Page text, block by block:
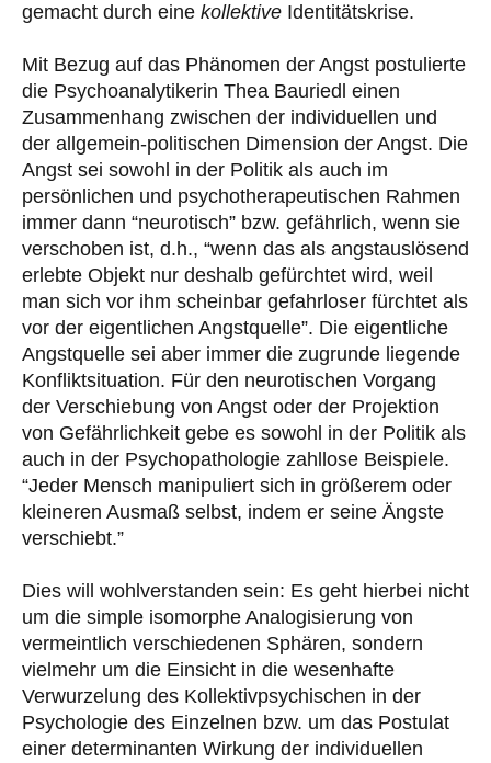
gemacht durch eine kollektive Identitätskrise.
Mit Bezug auf das Phänomen der Angst postulierte
die Psychoanalytikerin Thea Bauriedl einen
Zusammenhang zwischen der individuellen und
der allgemein-politischen Dimension der Angst. Die
Angst sei sowohl in der Politik als auch im
persönlichen und psychotherapeutischen Rahmen
immer dann “neurotisch” bzw. gefährlich, wenn sie
verschoben ist, d.h., “wenn das als angstauslösend
erlebte Objekt nur deshalb gefürchtet wird, weil
man sich vor ihm scheinbar gefahrloser fürchtet als
vor der eigentlichen Angstquelle”. Die eigentliche
Angstquelle sei aber immer die zugrunde liegende
Konfliktsituation. Für den neurotischen Vorgang
der Verschiebung von Angst oder der Projektion
von Gefährlichkeit gebe es sowohl in der Politik als
auch in der Psychopathologie zahllose Beispiele.
“Jeder Mensch manipuliert sich in größerem oder
kleineren Ausmaß selbst, indem er seine Ängste
verschiebt.”
Dies will wohlverstanden sein: Es geht hierbei nicht
um die simple isomorphe Analogisierung von
vermeintlich verschiedenen Sphären, sondern
vielmehr um die Einsicht in die wesenhafte
Verwurzelung des Kollektivpsychischen in der
Psychologie des Einzelnen bzw. um das Postulat
einer determinanten Wirkung der individuellen